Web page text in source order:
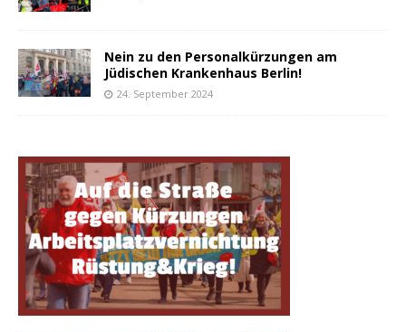
Nein zu den Personalkürzungen am
Jüdischen Krankenhaus Berlin!
24. September 2024